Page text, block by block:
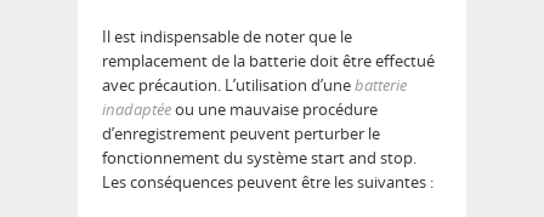
Il est indispensable de noter que le
remplacement de la batterie doit être effectué
avec précaution. L’utilisation d’unebatterie
inadaptéeou une mauvaise procédure
d’enregistrement peuvent perturber le
fonctionnement du système start and stop.
Les conséquences peuvent être les suivantes :